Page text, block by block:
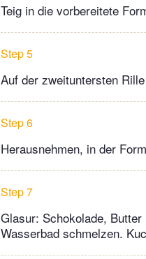
Teig in die vorbereitete
Step 5
Auf der zweituntersten
Step 6
Herausnehmen, in der
Step 7
Glasur: Schokolade,
Wasserbad schmelzen.